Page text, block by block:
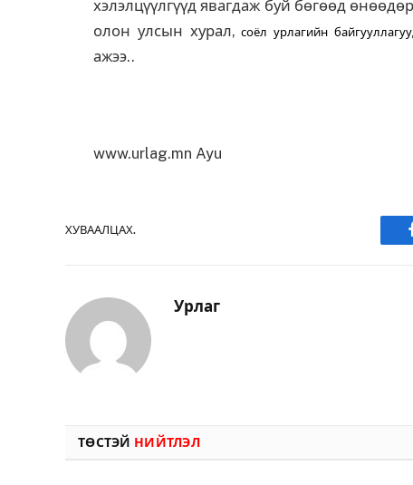
хэлэлцүүлгүүд явагдаж буй бөгөөд
олон улсын хурал, соёл урлагийн
ажээ..
www.urlag.mn Ayu
ХУВААЛЦАХ.
Урлаг
ТӨСТЭЙ НИЙТЛЭЛ